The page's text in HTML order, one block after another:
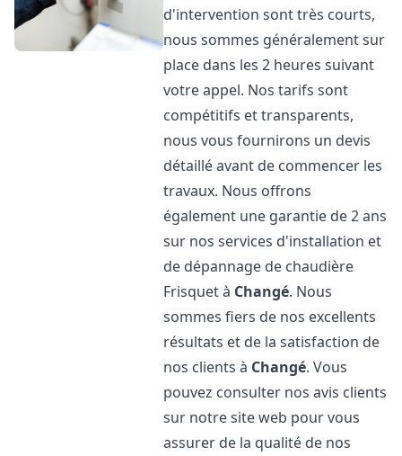
d'intervention sont très courts,
nous sommes généralement sur
place dans les 2 heures suivant
votre appel. Nos tarifs sont
compétitifs et transparents,
nous vous fournirons un devis
détaillé avant de commencer les
travaux. Nous offrons
également une garantie de 2 ans
sur nos services d'installation et
de dépannage de chaudière
Frisquet à Changé. Nous
sommes fiers de nos excellents
résultats et de la satisfaction de
nos clients à Changé. Vous
pouvez consulter nos avis clients
sur notre site web pour vous
assurer de la qualité de nos